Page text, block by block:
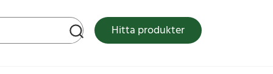
Hitta produkter